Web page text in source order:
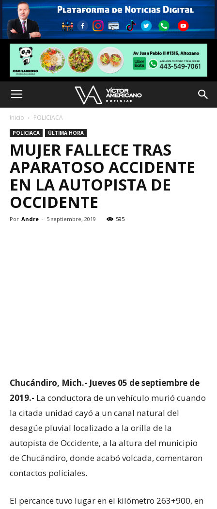
Inicio POLICIACA
POLICIACA ÚLTIMA HORA
MUJER FALLECE TRAS
APARATOSO ACCIDENTE
EN LA AUTOPISTA DE
OCCIDENTE
Por Andre - 5 septiembre, 2019 595
Chucándiro, Mich.- Jueves 05 de septiembre de
2019.- La conductora de un vehículo murió cuando
la citada unidad cayó a un canal natural del
desagüe pluvial localizado a la orilla de la
autopista de Occidente, a la altura del municipio
de Chucándiro, donde acabó volcada, comentaron
contactos policiales.
El percance tuvo lugar en el kilómetro 263+900, en